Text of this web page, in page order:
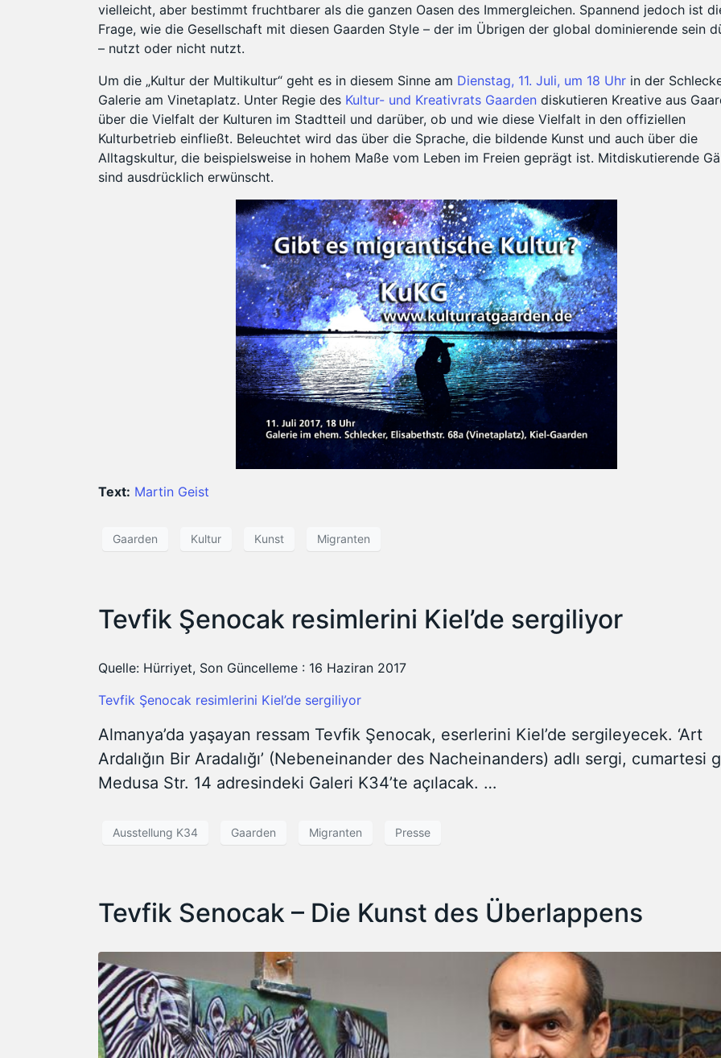
vielleicht, aber bestimmt fruchtbarer als die ganzen Oasen des Immergleichen. Spannend jedoch ist
Frage, wie die Gesellschaft mit diesen Gaarden Style – der im Übrigen der global dominierende sein
– nutzt oder nicht nutzt.
Um die „Kultur der Multikultur“ geht es in diesem Sinne am Dienstag, 11. Juli, um 18 Uhr in der
Galerie am Vinetaplatz. Unter Regie des Kultur- und Kreativrats Gaarden diskutieren Kreative aus
über die Vielfalt der Kulturen im Stadtteil und darüber, ob und wie diese Vielfalt in den offiziellen
Kulturbetrieb einfließt. Beleuchtet wird das über die Sprache, die bildende Kunst und auch über die
Alltagskultur, die beispielsweise in hohem Maße vom Leben im Freien geprägt ist. Mitdiskutierende
sind ausdrücklich erwünscht.
Text: Martin Geist
Gaarden Kultur Kunst Migranten
Tevfik Şenocak resimlerini Kiel’de sergiliyor
Quelle: Hürriyet, Son Güncelleme : 16 Haziran 2017
Tevfik Şenocak resimlerini Kiel’de sergiliyor
Almanya’da yaşayan ressam Tevfik Şenocak, eserlerini Kiel’de sergileyecek. ‘Art
Ardalığın Bir Aradalığı’ (Nebeneinander des Nacheinanders) adlı sergi, cumartesi
Medusa Str. 14 adresindeki Galeri K34’te açılacak. …
Ausstellung K34 Gaarden Migranten Presse
Tevfik Senocak – Die Kunst des Überlappens